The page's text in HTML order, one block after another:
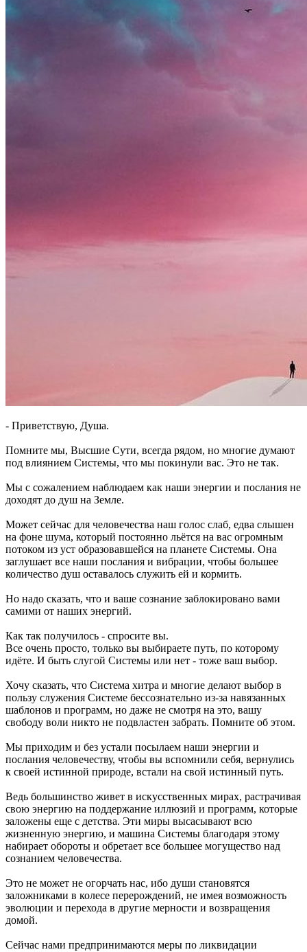
- Приветствую, Душа.
Помните мы, Высшие Сути, всегда рядом, но многие думают
под влиянием Системы, что мы покинули вас. Это не так.
Мы с сожалением наблюдаем как наши энергии и послания не
доходят до душ на Земле.
Может сейчас для человечества наш голос слаб, едва слышен
на фоне шума, который постоянно льётся на вас огромным
потоком из уст образовавшейся на планете Системы. Она
заглушает все наши послания и вибрации, чтобы большее
количество душ оставалось служить ей и кормить.
Но надо сказать, что и ваше сознание заблокировано вами
самими от наших энергий.
Как так получилось - спросите вы.
Все очень просто, только вы выбираете путь, по которому
идёте. И быть слугой Системы или нет - тоже ваш выбор.
Хочу сказать, что Система хитра и многие делают выбор в
пользу служения Системе бессознательно из-за навязанных
шаблонов и программ, но даже не смотря на это, вашу
свободу воли никто не подвластен забрать. Помните об этом.
Мы приходим и без устали посылаем наши энергии и
послания человечеству, чтобы вы вспомнили себя, вернулись
к своей истинной природе, встали на свой истинный путь.
Ведь большинство живет в искусственных мирах, растрачивая
свою энергию на поддержание иллюзий и программ, которые
заложены еще с детства. Эти миры высасывают всю
жизненную энергию, и машина Системы благодаря этому
набирает обороты и обретает все большее могущество над
сознанием человечества.
Это не может не огорчать нас, ибо души становятся
заложниками в колесе перерождений, не имея возможность
эволюции и перехода в другие мерности и возвращения
домой.
Сейчас нами предпринимаются меры по ликвидации